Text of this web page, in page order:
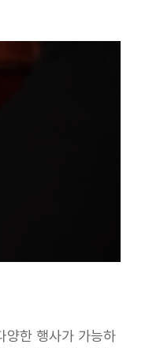
양한 행사가 가능하